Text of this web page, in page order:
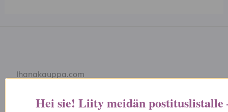
Ihanakauppa.com
50100 Mikkeli
Hei sie! Liity meidän postituslistalle